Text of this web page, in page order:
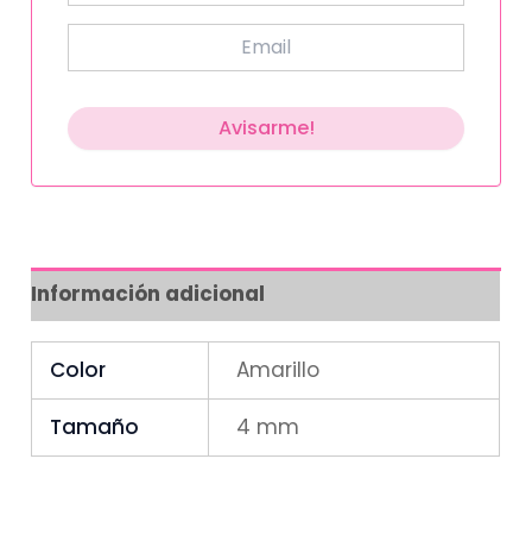
Información adicional
Color
Amarillo
Tamaño
4 mm